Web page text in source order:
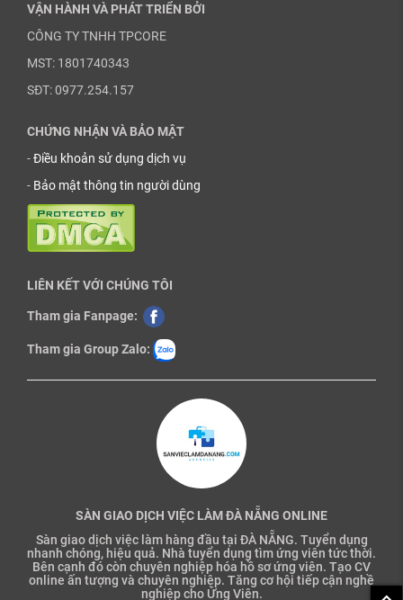
VẬN HÀNH VÀ PHÁT TRIỂN BỞI
CÔNG TY TNHH TPCORE
MST: 1801740343
SĐT: 0977.254.157
CHỨNG NHẬN VÀ BẢO MẬT
-Điều khoản sử dụng dịch vụ
- Bảo mật thông tin người dùng
LIÊN KẾT VỚI CHÚNG TÔI
Tham gia Fanpage:
Tham gia Group Zalo:
SÀN GIAO DỊCH VIỆC LÀM ĐÀ NẴNG ONLINE
Sàn giao dịch việc làm hàng đầu tại ĐÀ NẴNG. Tuyển dụng
nhanh chóng, hiệu quả. Nhà tuyển dụng tìm ứng viên tức thời.
Bên cạnh đó còn chuyên nghiệp hóa hồ sơ ứng viên. Tạo CV
online ấn tượng và chuyên nghiệp. Tăng cơ hội tiếp cận nghề
nghiệp cho Ứng Viên.